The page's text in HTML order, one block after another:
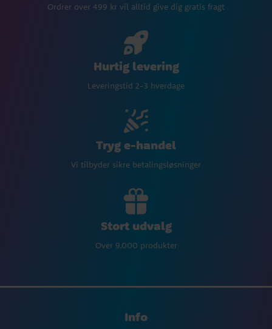
Ordrer over 499 kr vil alltid give dig gratis fragt
Hurtig levering
Leveringstid 2-3 hverdage
Tryg e-handel
Vi tilbyder sikre betalingsløsninger
Stort udvalg
Over 9.000 produkter
Info